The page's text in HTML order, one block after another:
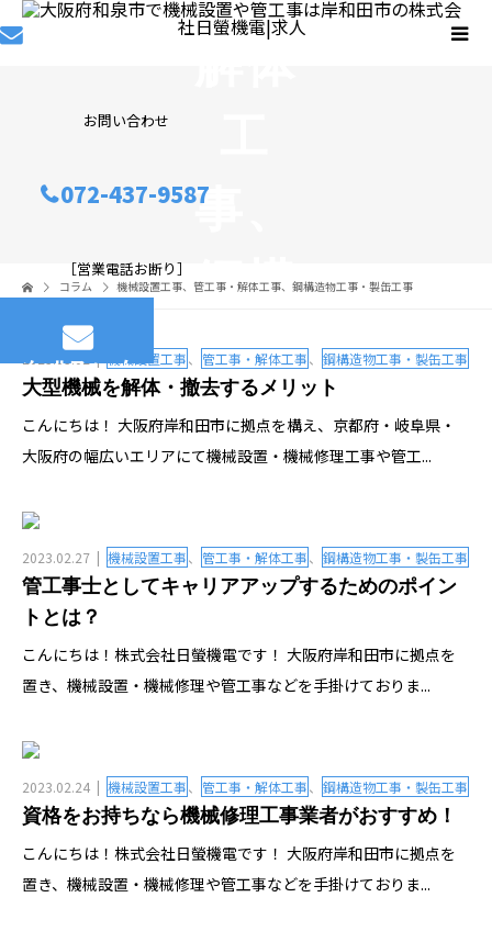
お問い合わせ
072-437-9587
［営業電話お断り］
メールフォーム
事
鋼構
造物
工
製缶
工事
column
コラム 機械設置工事、 管工事・解体工事、 鋼構造物工事・製缶工事
2023.03.02 機械設置工事、 管工事・解体工事、 鋼構造物工事・製缶工事
大型機械を解体・撤去するメリット
こんにちは！ 大阪府岸和田市に拠点を構え、京都府・岐阜県・
大阪府の幅広いエリアにて機械設置・機械修理工事や管工...
2023.02.27 機械設置工事、 管工事・解体工事、 鋼構造物工事・製缶工事
管工事士としてキャリアアップするためのポイン
トとは？
こんにちは！株式会社日螢機電です！ 大阪府岸和田市に拠点を
置き、機械設置・機械修理や管工事などを手掛けておりま...
2023.02.24 機械設置工事、 管工事・解体工事、 鋼構造物工事・製缶工事
資格をお持ちなら機械修理工事業者がおすすめ！
こんにちは！株式会社日螢機電です！ 大阪府岸和田市に拠点を
置き、機械設置・機械修理や管工事などを手掛けておりま...